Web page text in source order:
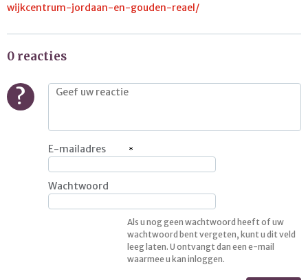
wijkcentrum-jordaan-en-gouden-reael/
0 reacties
?
E-mailadres
Wachtwoord
Als u nog geen wachtwoord heeft of uw
wachtwoord bent vergeten, kunt u dit veld
leeg laten. U ontvangt dan een e-mail
waarmee u kan inloggen.